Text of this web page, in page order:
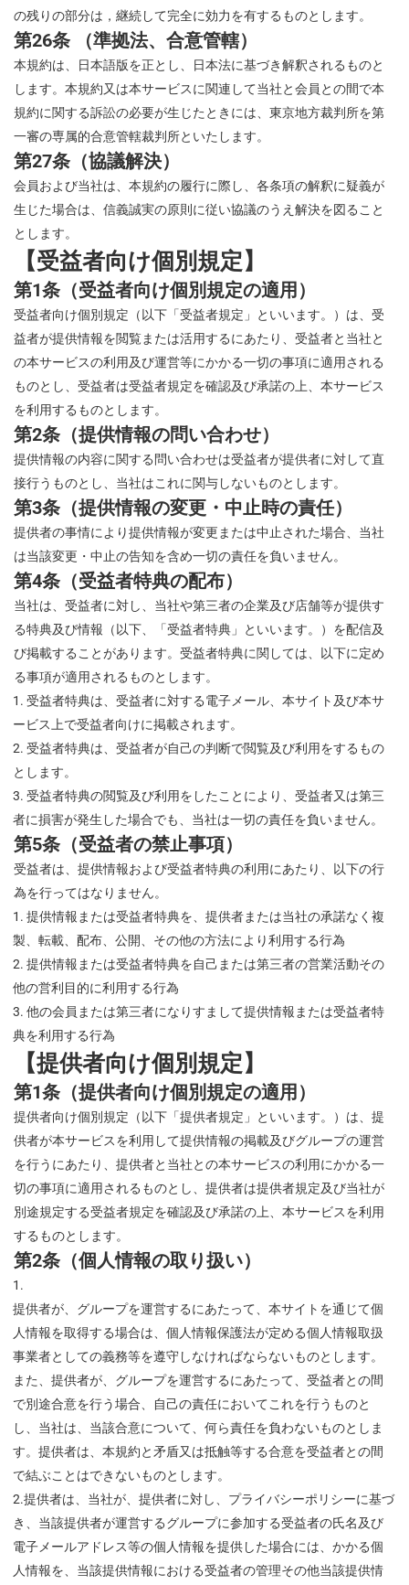
の残りの部分は，継続して完全に効力を有するものとします。
第26条 （準拠法、合意管轄）
本規約は、日本語版を正とし、日本法に基づき解釈されるものと
します。本規約又は本サービスに関連して当社と会員との間で本
規約に関する訴訟の必要が生じたときには、東京地方裁判所を第
一審の専属的合意管轄裁判所といたします。
第27条（協議解決）
会員および当社は、本規約の履行に際し、各条項の解釈に疑義が
生じた場合は、信義誠実の原則に従い協議のうえ解決を図ること
とします。
【受益者向け個別規定】
第1条（受益者向け個別規定の適用）
受益者向け個別規定（以下「受益者規定」といいます。）は、受
益者が提供情報を閲覧または活用するにあたり、受益者と当社と
の本サービスの利用及び運営等にかかる一切の事項に適用される
ものとし、受益者は受益者規定を確認及び承諾の上、本サービス
を利用するものとします。
第2条（提供情報の問い合わせ）
提供情報の内容に関する問い合わせは受益者が提供者に対して直
接行うものとし、当社はこれに関与しないものとします。
第3条（提供情報の変更・中止時の責任）
提供者の事情により提供情報が変更または中止された場合、当社
は当該変更・中止の告知を含め一切の責任を負いません。
第4条（受益者特典の配布）
当社は、受益者に対し、当社や第三者の企業及び店舗等が提供す
る特典及び情報（以下、「受益者特典」といいます。）を配信及
び掲載することがあります。受益者特典に関しては、以下に定め
る事項が適用されるものとします。
受益者特典は、受益者に対する電子メール、本サイト及び本サ
ービス上で受益者向けに掲載されます。
受益者特典は、 受益者が自己の判断で閲覧及び利用をするもの
とします。
受益者特典の閲覧及び利用をしたことにより、 受益者又は第三
者に損害が発生した場合でも、当社は一切の責任を負いません。
第5条（受益者の禁止事項）
受益者は、提供情報および受益者特典の利用にあたり、以下の行
為を行ってはなりません。
提供情報または受益者特典を、提供者または当社の承諾なく複
製、転載、配布、公開、その他の方法により利用する行為
提供情報または受益者特典を自己または第三者の営業活動その
他の営利目的に利用する行為
他の会員または第三者になりすまして提供情報または受益者特
典を利用する行為
【提供者向け個別規定】
第1条（提供者向け個別規定の適用）
提供者向け個別規定（以下「提供者規定」といいます。）は、提
供者が本サービスを利用して提供情報の掲載及びグループの運営
を行うにあたり、提供者と当社との本サービスの利用にかかる一
切の事項に適用されるものとし、提供者は提供者規定及び当社が
別途規定する受益者規定を確認及び承諾の上、本サービスを利用
するものとします。
第2条（個人情報の取り扱い）
提供者が、グループを運営するにあたって、本サイトを通じて個
人情報を取得する場合は、個人情報保護法が定める個人情報取扱
事業者としての義務等を遵守しなければならないものとします。
また、提供者が、グループを運営するにあたって、受益者との間
で別途合意を行う場合、自己の責任においてこれを行うものと
し、当社は、当該合意について、何ら責任を負わないものとしま
す。提供者は、本規約と矛盾又は抵触等する合意を受益者との間
で結ぶことはできないものとします。
2.提供者は、当社が、提供者に対し、プライバシーポリシーに基づ
き、当該提供者が運営するグループに参加する受益者の氏名及び
電子メールアドレス等の個人情報を提供した場合には、かかる個
人情報を、当該提供情報における受益者の管理その他当該提供情